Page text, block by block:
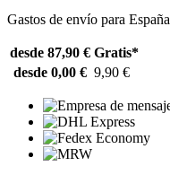
Gastos de envío para España
desde 87,90 € Gratis*
desde 0,00 € 9,90 €